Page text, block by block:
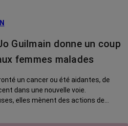
Guilmain donne un coup
femmes malades
un cancer ou été aidantes, de
dans une nouvelle voie.
elles mènent des actions de
Mes amis, mes amours.